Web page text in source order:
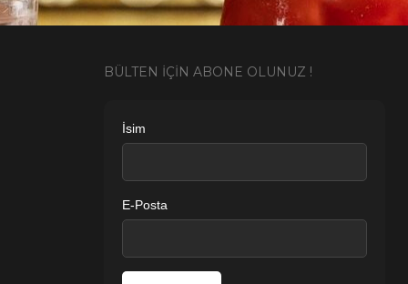
BÜLTEN İÇİN ABONE OLUNUZ !
İsim
E-Posta